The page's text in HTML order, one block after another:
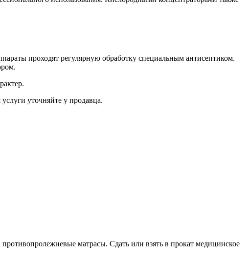
проходят регулярную обработку специальным антисептиком.
уточняйте у продавца.
матрасы. Сдать или взять в прокат медицинское